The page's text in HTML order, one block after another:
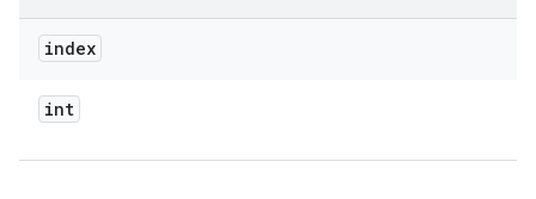
index
int